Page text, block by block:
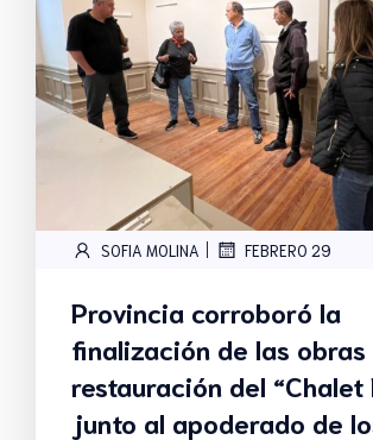
SOFIA MOLINA | FEBRERO 29
Provincia corroboró la
finalización de las obras
restauración del “Chalet
junto al apoderado de